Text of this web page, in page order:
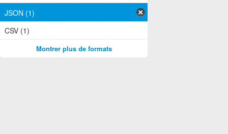
JSON (1)
CSV (1)
Montrer plus de formats